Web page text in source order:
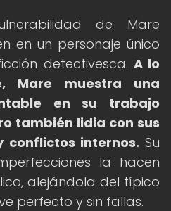
de Mare
en un personaje único
detectivesca. A lo
Mare muestra una
en su trabajo
también lidia con sus
conflictos internos. Su
la hacen
alejándola del típico
perfecto y sin fallas.